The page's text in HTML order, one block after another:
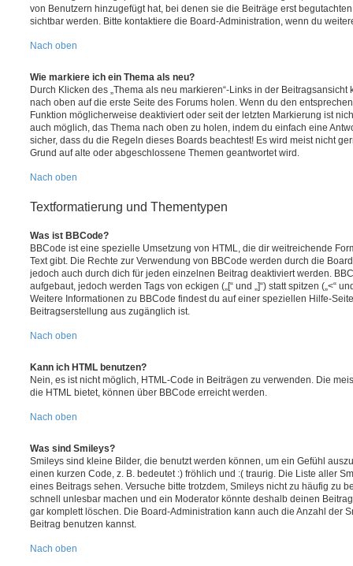
von Benutzern hinzugefügt hat, bei denen sie die Beiträge erst
sichtbar werden. Bitte kontaktiere die Board-Administration, wenn du
Nach oben
Wie markiere ich ein Thema als neu?
Durch Klicken des „Thema als neu markieren“-Links in der
nach oben auf die erste Seite des Forums holen. Wenn du den
Funktion möglicherweise deaktiviert oder seit der letzten Markierung ist
auch möglich, das Thema nach oben zu holen, indem du einfach eine
sicher, dass du die Regeln dieses Boards beachtest! Es wird meist nicht
Grund auf alte oder abgeschlossene Themen geantwortet wird.
Nach oben
Textformatierung und Thementypen
Was ist BBCode?
BBCode ist eine spezielle Umsetzung von HTML, die dir weitreichende
Text gibt. Die Rechte zur Verwendung von BBCode werden durch die
jedoch auch durch dich für jeden einzelnen Beitrag deaktiviert werden.
aufgebaut, jedoch werden Tags von eckigen („[“ und „]“) statt spitzen („<“
Weitere Informationen zu BBCode findest du auf einer speziellen Hilfe-
Beitragserstellung aus zugänglich ist.
Nach oben
Kann ich HTML benutzen?
Nein, es ist nicht möglich, HTML-Code in Beiträgen zu verwenden. Die
die HTML bietet, können über BBCode erreicht werden.
Nach oben
Was sind Smileys?
Smileys sind kleine Bilder, die benutzt werden können, um ein Gefühl
einen kurzen Code, z. B. bedeutet :) fröhlich und :( traurig. Die Liste aller
eines Beitrags sehen. Versuche bitte trotzdem, Smileys nicht zu häufig zu
schnell unlesbar machen und ein Moderator könnte deshalb deinen
gar komplett löschen. Die Board-Administration kann auch die Anzahl der
Beitrag benutzen kannst.
Nach oben